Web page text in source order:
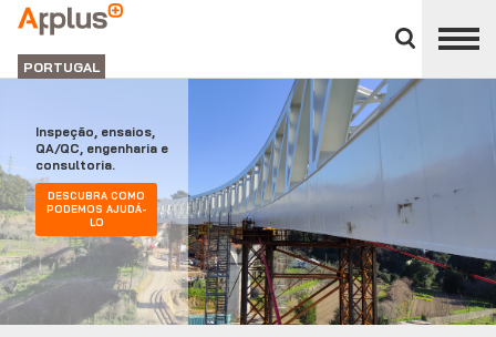
divisions
panel
Applus+
GRUPO
PORTUGAL
Inspeção, ensaios,
QA/QC, engenharia e
consultoria.
DESCUBRA COMO
PODEMOS AJUDÁ-
LO